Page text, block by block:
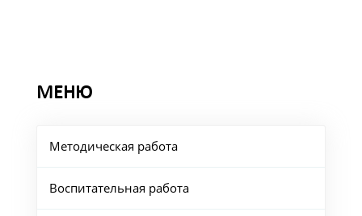
МЕНЮ
Методическая работа
Воспитательная работа